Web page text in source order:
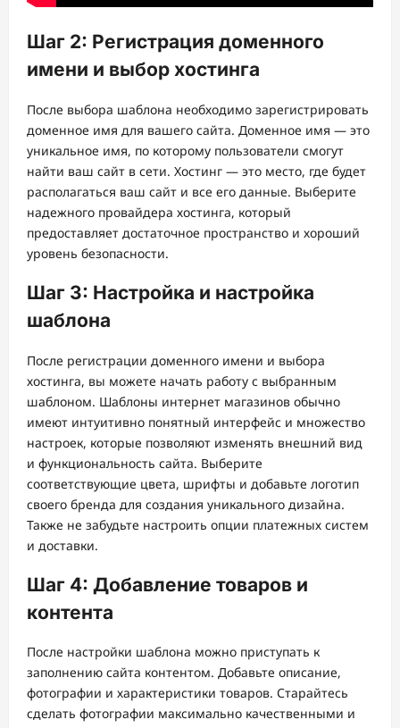
Шаг 2: Регистрация доменного
имени и выбор хостинга
После выбора шаблона необходимо зарегистрировать
доменное имя для вашего сайта. Доменное имя — это
уникальное имя, по которому пользователи смогут
найти ваш сайт в сети. Хостинг — это место, где будет
располагаться ваш сайт и все его данные. Выберите
надежного провайдера хостинга, который
предоставляет достаточное пространство и хороший
уровень безопасности.
Шаг 3: Настройка и настройка
шаблона
После регистрации доменного имени и выбора
хостинга, вы можете начать работу с выбранным
шаблоном. Шаблоны интернет магазинов обычно
имеют интуитивно понятный интерфейс и множество
настроек, которые позволяют изменять внешний вид
и функциональность сайта. Выберите
соответствующие цвета, шрифты и добавьте логотип
своего бренда для создания уникального дизайна.
Также не забудьте настроить опции платежных систем
и доставки.
Шаг 4: Добавление товаров и
контента
После настройки шаблона можно приступать к
заполнению сайта контентом. Добавьте описание,
фотографии и характеристики товаров. Старайтесь
сделать фотографии максимально качественными и